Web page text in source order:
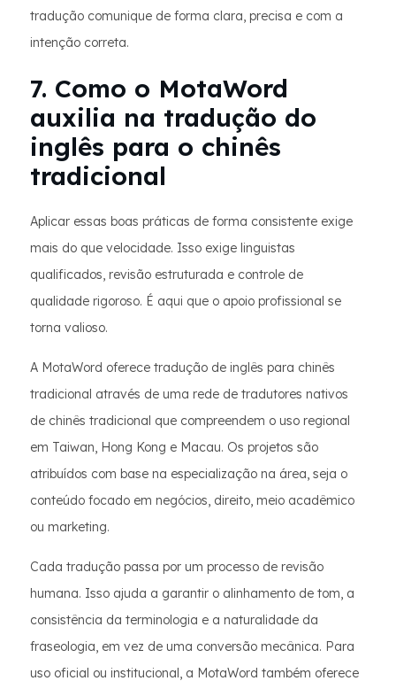
tradução comunique de forma clara, precisa e com a
intenção correta.
7. Como o MotaWord
auxilia na tradução do
inglês para o chinês
tradicional
Aplicar essas boas práticas de forma consistente exige
mais do que velocidade. Isso exige linguistas
qualificados, revisão estruturada e controle de
qualidade rigoroso. É aqui que o apoio profissional se
torna valioso.
A MotaWord oferece tradução de inglês para chinês
tradicional através de uma rede de tradutores nativos
de chinês tradicional que compreendem o uso regional
em Taiwan, Hong Kong e Macau. Os projetos são
atribuídos com base na especialização na área, seja o
conteúdo focado em negócios, direito, meio acadêmico
ou marketing.
Cada tradução passa por um processo de revisão
humana. Isso ajuda a garantir o alinhamento de tom, a
consistência da terminologia e a naturalidade da
fraseologia, em vez de uma conversão mecânica. Para
uso oficial ou institucional, a MotaWord também oferece